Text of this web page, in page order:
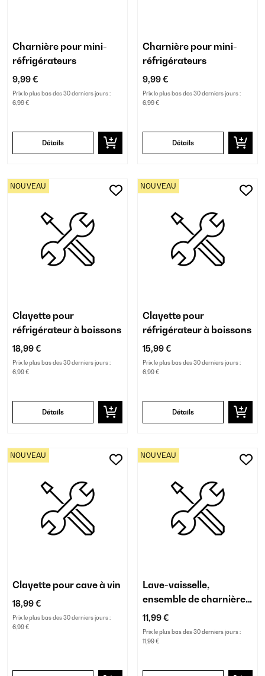
Charnière pour mini-
réfrigérateurs
9,99 €
Prix le plus bas des 30 derniers jours :
6,99 €
Détails
Charnière pour mini-
réfrigérateurs
9,99 €
Prix le plus bas des 30 derniers jours :
6,99 €
Détails
Clayette pour
réfrigérateur à boissons
18,99 €
Prix le plus bas des 30 derniers jours :
6,99 €
Détails
NOUVEAU
Clayette pour
réfrigérateur à boissons
15,99 €
Prix le plus bas des 30 derniers jours :
6,99 €
Détails
NOUVEAU
Clayette pour cave à vin
18,99 €
Prix le plus bas des 30 derniers jours :
6,99 €
NOUVEAU
Lave-vaisselle,
ensemble de charnière
droit
11,99 €
Prix le plus bas des 30 derniers jours :
11,99 €
NOUVEAU